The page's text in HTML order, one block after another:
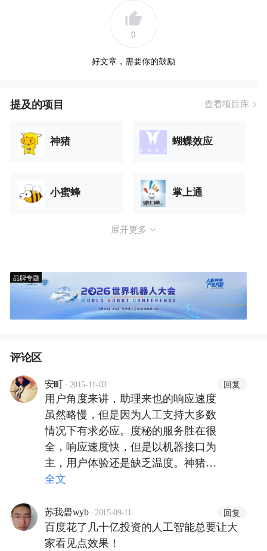
0
好文章，需要你的鼓励
提及的项目 查看项目库
神猪 蝴蝶效应
小蜜蜂 掌上通
展开更多
品牌专题
评论区
安町 · 2015-11-03 回复
用户角度来讲，助理来也的响应速度
虽然略慢，但是因为人工支持大多数
情况下有求必应。度秘的服务胜在很
全，响应速度快，但是以机器接口为
主，用户体验还是缺乏温度。神猪名
字很逗，服务种类代拓展。助理来也
后使用最多的还是来也。
全文
苏我礐wyb · 2015-09-11 回复
百度花了几十亿投资的人工智能总要让大
家看见点效果！